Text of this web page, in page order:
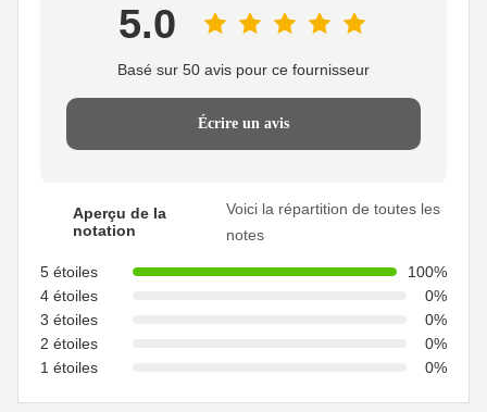
5.0
Basé sur 50 avis pour ce fournisseur
Écrire un avis
Aperçu de la
notation
Voici la répartition de toutes les
notes
5 étoiles
100%
4 étoiles
0%
3 étoiles
0%
2 étoiles
0%
1 étoiles
0%